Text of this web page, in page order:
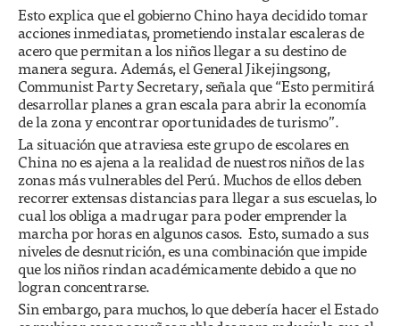
Esto explica que el gobierno Chino haya decidido tomar
acciones inmediatas, prometiendo instalar escaleras de
acero que permitan a los niños llegar a su destino de
manera segura. Además, el General Jikejingsong,
Communist Party Secretary, señala que “Esto permitirá
desarrollar planes a gran escala para abrir la economía
de la zona y encontrar oportunidades de turismo”.
La situación que atraviesa este grupo de escolares en
China no es ajena a la realidad de nuestros niños de las
zonas más vulnerables del Perú. Muchos de ellos deben
recorrer extensas distancias para llegar a sus escuelas, lo
cual los obliga a madrugar para poder emprender la
marcha por horas en algunos casos. Esto, sumado a sus
niveles de desnutrición, es una combinación que impide
que los niños rindan académicamente debido a que no
logran concentrarse.
Sin embargo, para muchos, lo que debería hacer el Estado